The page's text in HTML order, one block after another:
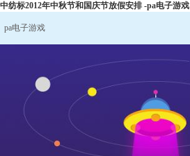
中纺标2012年中秋节和国庆节放假安排 -pa电子游戏
pa电子游戏